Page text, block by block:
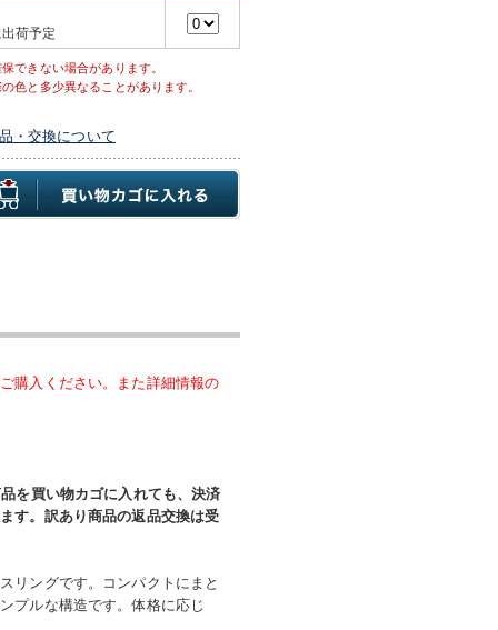
荷予定
できない場合があります。
色と多少異なることがあります。
・交換について
購入ください。また詳細情報の
を買い物カゴに入れても、決済
す。訳あり商品の返品交換は受
リングです。コンパクトにまと
プルな構造です。体格に応じ